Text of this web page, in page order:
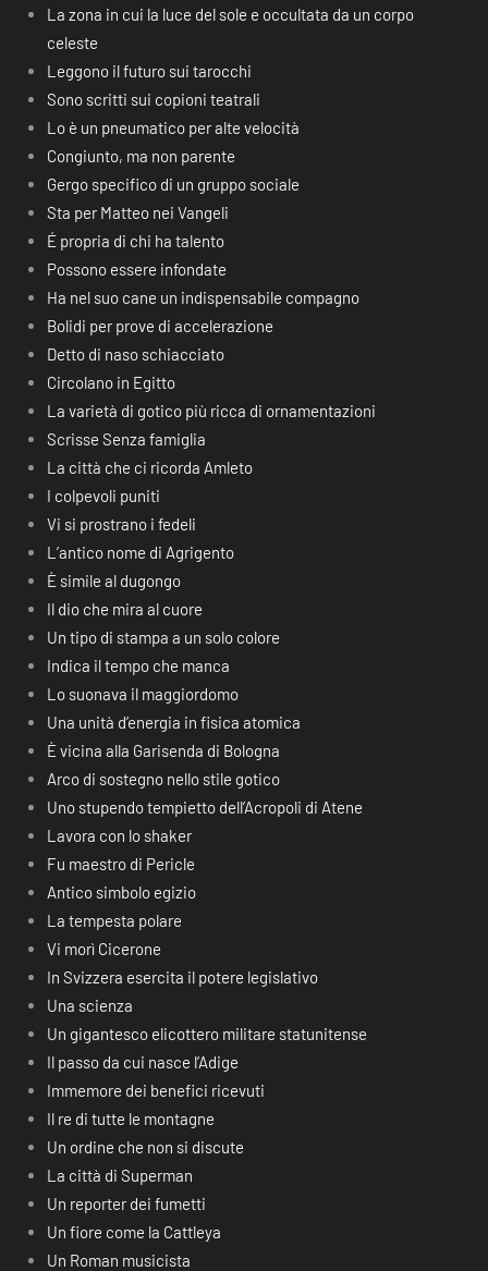
La zona in cui la luce del sole e occultata da un corpo
celeste
Leggono il futuro sui tarocchi
Sono scritti sui copioni teatrali
Lo è un pneumatico per alte velocità
Congiunto, ma non parente
Gergo specifico di un gruppo sociale
Sta per Matteo nei Vangeli
É propria di chi ha talento
Possono essere infondate
Ha nel suo cane un indispensabile compagno
Bolidi per prove di accelerazione
Detto di naso schiacciato
Circolano in Egitto
La varietà di gotico più ricca di ornamentazioni
Scrisse Senza famiglia
La città che ci ricorda Amleto
I colpevoli puniti
Vi si prostrano i fedeli
L’antico nome di Agrigento
È simile al dugongo
Il dio che mira al cuore
Un tipo di stampa a un solo colore
Indica il tempo che manca
Lo suonava il maggiordomo
Una unità d’energia in fisica atomica
È vicina alla Garisenda di Bologna
Arco di sostegno nello stile gotico
Uno stupendo tempietto dell’Acropoli di Atene
Lavora con lo shaker
Fu maestro di Pericle
Antico simbolo egizio
La tempesta polare
Vi morì Cicerone
In Svizzera esercita il potere legislativo
Una scienza
Un gigantesco elicottero militare statunitense
Il passo da cui nasce l’Adige
Immemore dei benefici ricevuti
Il re di tutte le montagne
Un ordine che non si discute
La città di Superman
Un reporter dei fumetti
Un fiore come la Cattleya
Un Roman musicista